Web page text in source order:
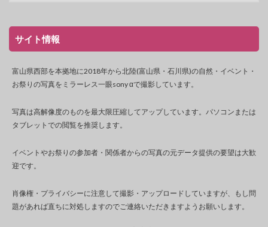
サイト情報
富山県西部を本拠地に2018年から北陸(富山県・石川県)の自然・イベント・
お祭りの写真をミラーレス一眼sony αで撮影しています。
写真は高解像度のものを最大限圧縮してアップしています。パソコンまたは
タブレットでの閲覧を推奨します。
イベントやお祭りの参加者・関係者からの写真の元データ提供の要望は大歓
迎です。
肖像権・プライバシーに注意して撮影・アップロードしていますが、もし問
題があれば直ちに対処しますのでご連絡いただきますようお願いします。